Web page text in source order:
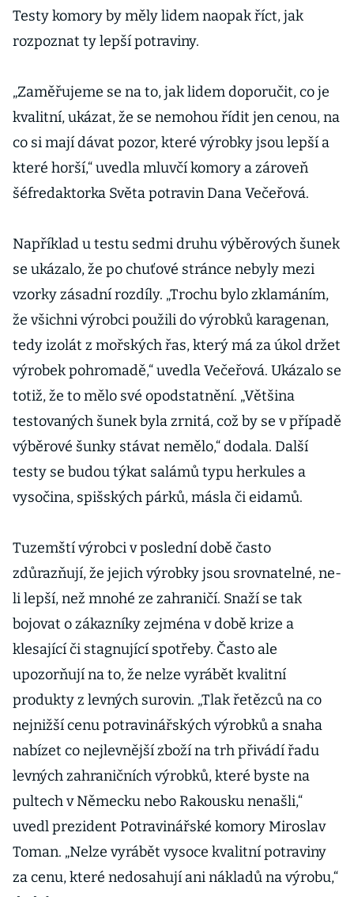
Testy komory by měly lidem naopak říct, jak
rozpoznat ty lepší potraviny.
„Zaměřujeme se na to, jak lidem doporučit, co je
kvalitní, ukázat, že se nemohou řídit jen cenou, na
co si mají dávat pozor, které výrobky jsou lepší a
které horší,“ uvedla mluvčí komory a zároveň
šéfredaktorka Světa potravin Dana Večeřová.
Například u testu sedmi druhu výběrových šunek
se ukázalo, že po chuťové stránce nebyly mezi
vzorky zásadní rozdíly. „Trochu bylo zklamáním,
že všichni výrobci použili do výrobků karagenan,
tedy izolát z mořských řas, který má za úkol držet
výrobek pohromadě,“ uvedla Večeřová. Ukázalo se
totiž, že to mělo své opodstatnění. „Většina
testovaných šunek byla zrnitá, což by se v případě
výběrové šunky stávat nemělo,“ dodala. Další
testy se budou týkat salámů typu herkules a
vysočina, spišských párků, másla či eidamů.
Tuzemští výrobci v poslední době často
zdůrazňují, že jejich výrobky jsou srovnatelné, ne-
li lepší, než mnohé ze zahraničí. Snaží se tak
bojovat o zákazníky zejména v době krize a
klesající či stagnující spotřeby. Často ale
upozorňují na to, že nelze vyrábět kvalitní
produkty z levných surovin. „Tlak řetězců na co
nejnižší cenu potravinářských výrobků a snaha
nabízet co nejlevnější zboží na trh přivádí řadu
levných zahraničních výrobků, které byste na
pultech v Německu nebo Rakousku nenašli,“
uvedl prezident Potravinářské komory Miroslav
Toman. „Nelze vyrábět vysoce kvalitní potraviny
za cenu, které nedosahují ani nákladů na výrobu,“